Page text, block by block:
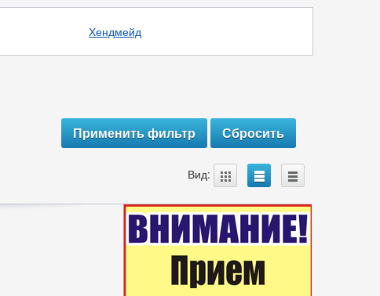
Хендмейд
Вид: A B C